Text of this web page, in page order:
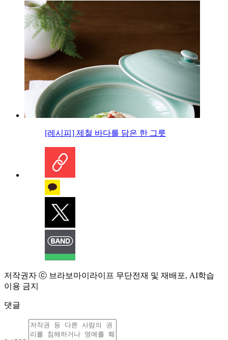
[레시피] 제철 바다를 담은 한 그릇
저작권자 ⓒ 브라보마이라이프 무단전재 및 재배포, AI학습
이용 금지
댓글